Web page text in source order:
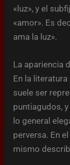
«luz», y el
«amor». Es
ama la luz».
La apariencia
En la
suele ser
puntiagudos,
lo general
perversa. En el
mismo